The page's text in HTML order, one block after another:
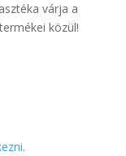
várja a
közül!
.